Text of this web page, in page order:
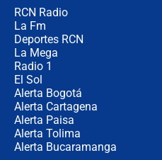
RCN Radio
La Fm
Deportes RCN
La Mega
Radio 1
El Sol
Alerta Bogotá
Alerta Cartagena
Alerta Paisa
Alerta Tolima
Alerta Bucaramanga